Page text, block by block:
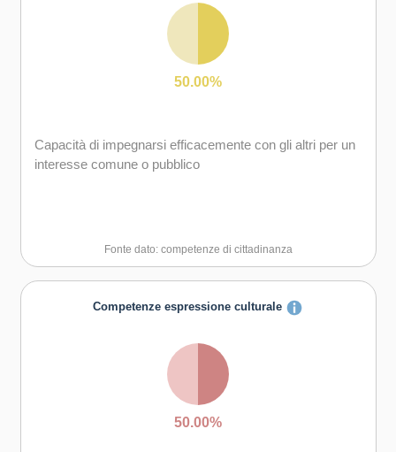
50.00%
Capacità di impegnarsi efficacemente con gli altri per un
interesse comune o pubblico
Fonte dato: competenze di cittadinanza
Competenze espressione culturale
50.00%